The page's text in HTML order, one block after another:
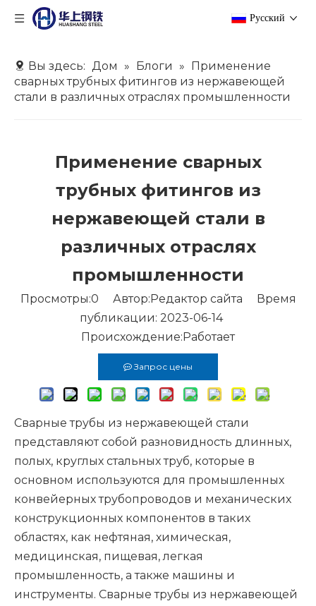
Pусский
Вы здесь: Дом » Блоги » Применение
сварных трубных фитингов из нержавеющей
стали в различных отраслях промышленности
Применение сварных
трубных фитингов из
нержавеющей стали в
различных отраслях
промышленности
Просмотры:0 Автор:Pедактор сайта Время
публикации: 2023-06-14
Происхождение:Работает
Запрос цены
Сварные трубы из нержавеющей стали
представляют собой разновидность длинных,
полых, круглых стальных труб, которые в
основном используются для промышленных
конвейерных трубопроводов и механических
конструкционных компонентов в таких
областях, как нефтяная, химическая,
медицинская, пищевая, легкая
промышленность, а также машины и
инструменты. Сварные трубы из нержавеющей